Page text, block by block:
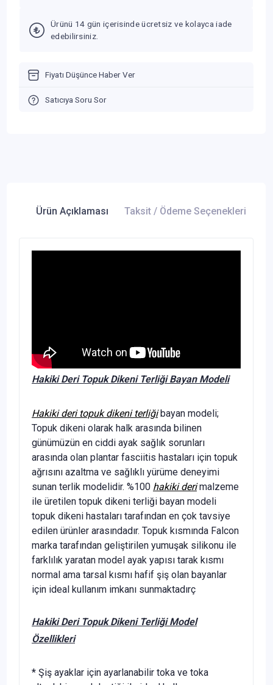
Ürünü 14 gün içerisinde ücretsiz ve kolayca iade
edebilirsiniz.
Fiyatı Düşünce Haber Ver
Satıcıya Soru Sor
Ürün Açıklaması Taksit / Ödeme Seçenekleri
Hakiki Deri Topuk Dikeni Terliği Bayan Modeli
Hakiki deri topuk dikeni terliğibayan modeli;
Topuk dikeni olarak halk arasında bilinen
günümüzün en ciddi ayak sağlık sorunları
arasında olan plantar fasciitis hastaları için topuk
ağrısını azaltma ve sağlıklı yürüme deneyimi
sunan terlik modelidir. %100 hakiki derimalzeme
ile üretilen topuk dikeni terliği bayan modeli
topuk dikeni hastaları tarafından en çok tavsiye
edilen ürünler arasındadır. Topuk kısmında Falcon
marka tarafından geliştirilen yumuşak silikonu ile
farklılık yaratan model ayak yapısı tarak kısmı
normal ama tarsal kısmı hafif şiş olan bayanlar
için ideal kullanım imkanı sunmaktadırç
Hakiki Deri Topuk Dikeni Terliği Model
Özellikleri
* Şiş ayaklar için ayarlanabilir toka ve toka